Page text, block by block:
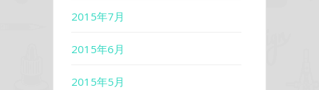
2015年7月
2015年6月
2015年5月